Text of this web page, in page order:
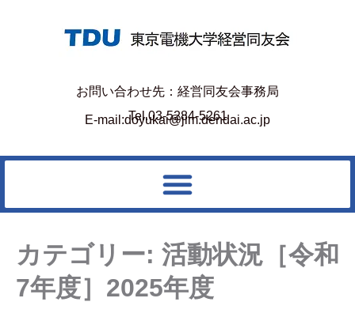
お問い合わせ先：経営同友会事務局
Tel.03-5284-5261
E-mail:doyukai@jim.dendai.ac.jp
カテゴリー: 活動状況［令和
7年度］2025年度